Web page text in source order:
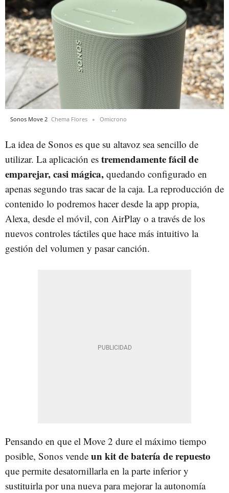
Sonos Move 2 Chema Flores Omicrono
La idea de Sonos es que su altavoz sea sencillo de
utilizar. La aplicación es tremendamente fácil de
emparejar, casi mágica, quedando configurado en
apenas segundo tras sacar de la caja. La reproducción de
contenido lo podremos hacer desde la app propia,
Alexa, desde el móvil, con AirPlay o a través de los
nuevos controles táctiles que hace más intuitivo la
gestión del volumen y pasar canción.
Pensando en que el Move 2 dure el máximo tiempo
posible, Sonos vende un kit de batería de repuesto
que permite desatornillarla en la parte inferior y
sustituirla por una nueva para mejorar la autonomía